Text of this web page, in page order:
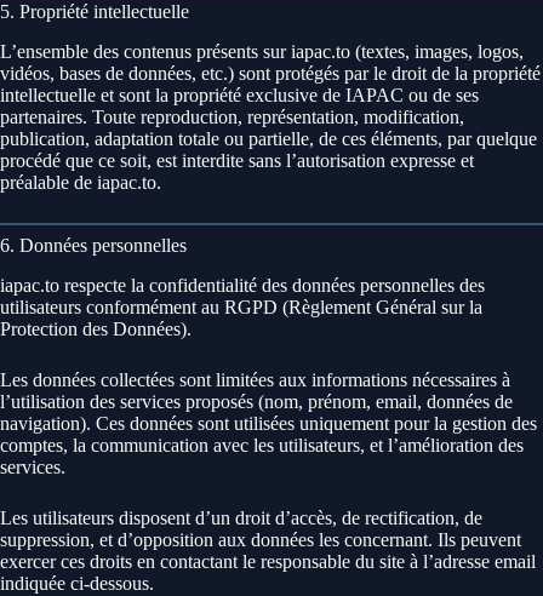
5. Propriété intellectuelle
L’ensemble des contenus présents sur iapac.to (textes, images, logos,
vidéos, bases de données, etc.) sont protégés par le droit de la propriété
intellectuelle et sont la propriété exclusive de IAPAC ou de ses
partenaires. Toute reproduction, représentation, modification,
publication, adaptation totale ou partielle, de ces éléments, par quelque
procédé que ce soit, est interdite sans l’autorisation expresse et
préalable de iapac.to.
6. Données personnelles
iapac.to respecte la confidentialité des données personnelles des
utilisateurs conformément au RGPD (Règlement Général sur la
Protection des Données).
Les données collectées sont limitées aux informations nécessaires à
l’utilisation des services proposés (nom, prénom, email, données de
navigation). Ces données sont utilisées uniquement pour la gestion des
comptes, la communication avec les utilisateurs, et l’amélioration des
services.
Les utilisateurs disposent d’un droit d’accès, de rectification, de
suppression, et d’opposition aux données les concernant. Ils peuvent
exercer ces droits en contactant le responsable du site à l’adresse email
indiquée ci-dessous.